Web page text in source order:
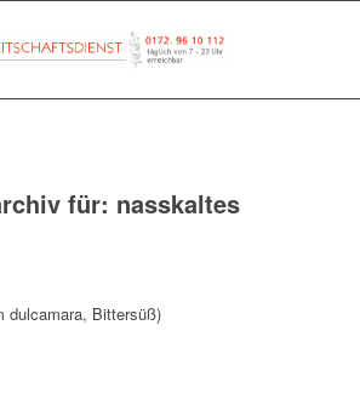
für: nasskaltes
dulcamara, Bittersüß)